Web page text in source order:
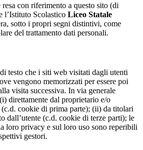
con riferimento a questo sito (di
l’Istituto Scolastico Liceo Statale
sotto i propri segni distintivi, come
del trattamento dati personali.
testo che i siti web visitati dagli utenti
vengono memorizzati per essere poi
visita successiva. In via generale
direttamente dal proprietario e/o
cookie di prima parte); (ii) da titolari
dall’utente (c.d. cookie di terze parti); le
loro privacy e sul loro uso sono reperibili
gestori.